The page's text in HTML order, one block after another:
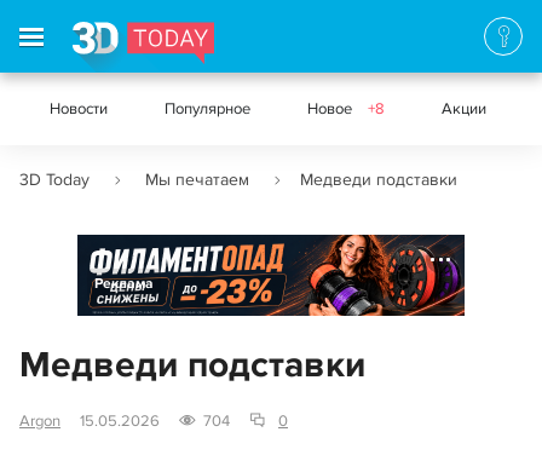
Новости Популярное Новое +8 Акции
3D Today Мы печатаем Медведи подставки
Реклама
Медведи подставки
Argon 15.05.2026 704 0